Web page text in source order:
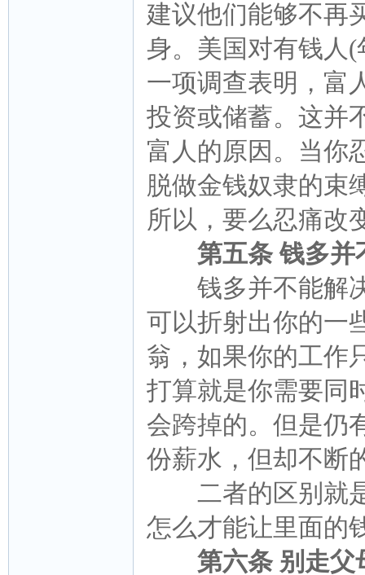
建议他们能够不再
身。美国对有钱人(
一项调查表明，富
投资或储蓄。这并
富人的原因。当你
脱做金钱奴隶的束
所以，要么忍痛改
第五条 钱多并
钱多并不能解决
可以折射出你的一
翁，如果你的工作
打算就是你需要同
会跨掉的。但是仍
份薪水，但却不断
二者的区别就是
怎么才能让里面的
第六条 别走父